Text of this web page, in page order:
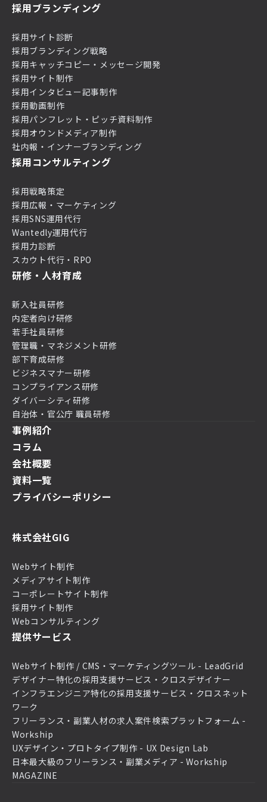
採用ブランディング
採用サイト診断
採用ブランディング戦略
採用キャッチコピー・メッセージ開発
採用サイト制作
採用インタビュー記事制作
採用動画制作
採用パンフレット・ピッチ資料制作
採用オウンドメディア制作
社内報・インナーブランディング
採用コンサルティング
採用戦略策定
採用広報・マーケティング
採用SNS運用代行
Wantedly運用代行
採用力診断
スカウト代行・RPO
研修・人材育成
新入社員研修
内定者向け研修
若手社員研修
管理職・マネジメント研修
部下育成研修
ビジネスマナー研修
コンプライアンス研修
ダイバーシティ研修
自治体・官公庁 職員研修
事例紹介
コラム
会社概要
資料一覧
プライバシーポリシー
株式会社GIG
Webサイト制作
メディアサイト制作
コーポレートサイト制作
採用サイト制作
Webコンサルティング
提供サービス
Webサイト制作 / CMS・マーケティングツール - LeadGrid
デザイナー特化の採用支援サービス・クロスデザイナー
インフラエンジニア特化の採用支援サービス・クロスネット
ワーク
フリーランス・副業人材の求人案件検索プラットフォーム -
Workship
UXデザイン・プロトタイプ制作 - UX Design Lab
日本最大級のフリーランス・副業メディア - Workship
MAGAZINE